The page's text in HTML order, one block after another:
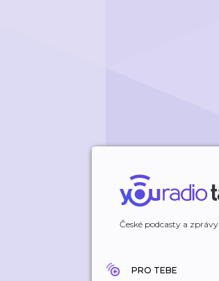
České podcasty a zprávy
PRO TEBE